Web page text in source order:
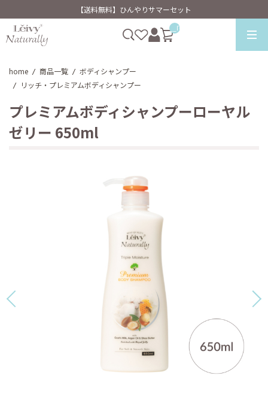
【送料無料】ひんやりサマーセット
__ITM_CNT__
home / 商品一覧 / ボディシャンプー
/ リッチ・プレミアムボディシャンプー
プレミアムボディシャンプーローヤル
ゼリー 650ml